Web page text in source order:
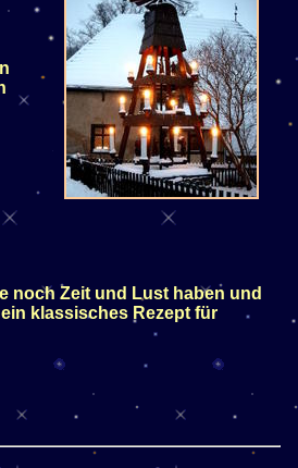
noch Zeit und Lust haben und
klassisches Rezept für